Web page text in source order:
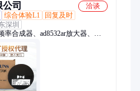
司
洽谈
综合体验L1
回复及时
深圳
合成器、ad8532ar放大器、
、ad818arz放大器、ad8031arz放
放大器、ad8001arz放大器、
大器、ad8099ardz放大器、
运放、op42gsz精密运放、
放大器、op07csz精密运放、